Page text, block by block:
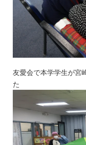
友愛会で本学学生が宮
た